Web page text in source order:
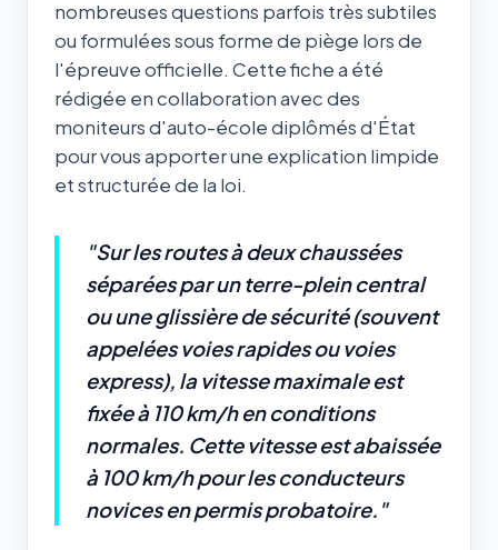
nombreuses questions parfois très subtiles
ou formulées sous forme de piège lors de
l'épreuve officielle. Cette fiche a été
rédigée en collaboration avec des
moniteurs d'auto-école diplômés d'État
pour vous apporter une explication limpide
et structurée de la loi.
"Sur les routes à deux chaussées
séparées par un terre-plein central
ou une glissière de sécurité (souvent
appelées voies rapides ou voies
express), la vitesse maximale est
fixée à 110 km/h en conditions
normales. Cette vitesse est abaissée
à 100 km/h pour les conducteurs
novices en permis probatoire."